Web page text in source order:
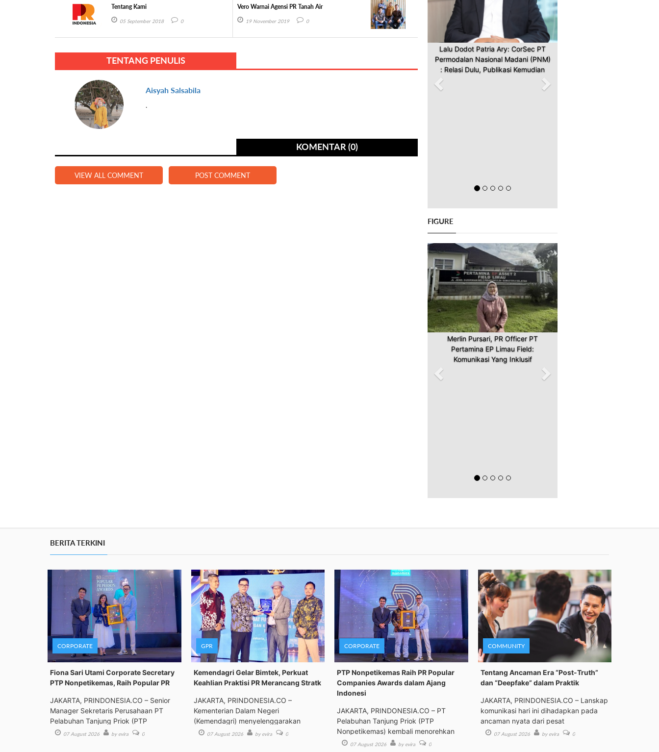
Tentang Kami
05 September 2018 0
Vero Warnai Agensi PR Tanah Air
19 November 2019 0
TENTANG PENULIS
Aisyah Salsabila
.
KOMENTAR (0)
VIEW ALL COMMENT POST COMMENT
Lalu Dodot Patria Ary: CorSec PT
Permodalan Nasional Madani (PNM)
: Relasi Dulu, Publikasi Kemudian
FIGURE
Merlin Pursari, PR Officer PT
Pertamina EP Limau Field:
Komunikasi Yang Inklusif
Previous Next
BERITA TERKINI
CORPORATE
Fiona Sari Utami Corporate Secretary
PTP Nonpetikemas, Raih Popular PR
JAKARTA, PRINDONESIA.CO – Senior
Manager Sekretaris Perusahaan PT
Pelabuhan Tanjung Priok (PTP
07 August 2026 by evira 0
GPR
Kemendagri Gelar Bimtek, Perkuat
Keahlian Praktisi PR Merancang Stratk
JAKARTA, PRINDONESIA.CO –
Kementerian Dalam Negeri
(Kemendagri) menyelenggarakan
Bimbingan Tek
07 August 2026 by evira 0
CORPORATE
PTP Nonpetikemas Raih PR Popular
Companies Awards dalam Ajang
Indonesi
JAKARTA, PRINDONESIA.CO – PT
Pelabuhan Tanjung Priok (PTP
Nonpetikemas) kembali menorehkan
pre 07 August 2026 by evira 0
COMMUNITY
Tentang Ancaman Era “Post-Truth”
dan “Deepfake” dalam Praktik
JAKARTA, PRINDONESIA.CO – Lanskap
komunikasi hari ini dihadapkan pada
ancaman nyata dari pesat
07 August 2026 by evira 0